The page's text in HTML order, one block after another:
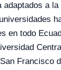
adaptados a
en todo
Francisco